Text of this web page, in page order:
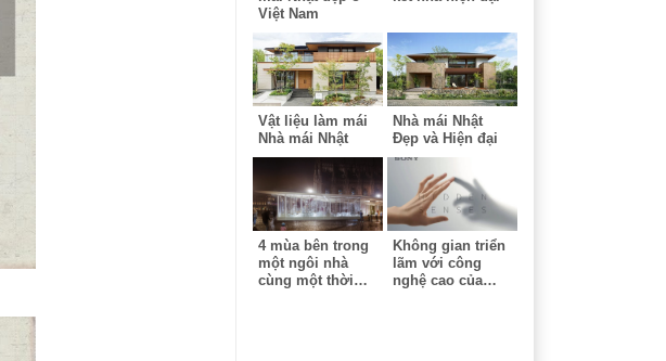
Việt Nam
Vật liệu làm mái
Nhà mái Nhật
Nhà mái Nhật
Đẹp và Hiện đại
4 mùa bên trong
một ngôi nhà
cùng một thời
Không gian triển
lãm với công
nghệ cao của